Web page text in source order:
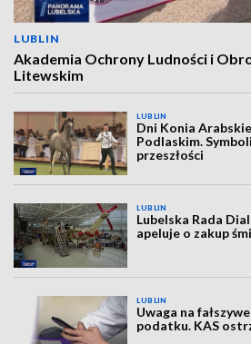
LUBLIN
Akademia Ochrony Ludności i
Litewskim
LUBLIN
Dni Konia
Podlaskim.
przeszłości
LUBLIN
Lubelska Rada
apeluje o zakup
LUBLIN
Uwaga na
podatku. KAS